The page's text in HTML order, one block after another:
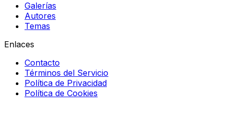
Galerías
Autores
Temas
Enlaces
Contacto
Términos del Servicio
Política de Privacidad
Política de Cookies